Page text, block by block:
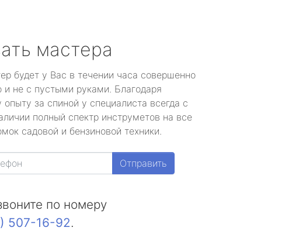
мастера
будет у Вас в течении часа совершенно
и не с пустыми руками. Благодаря
за спиной у специалиста всегда с
полный спектр инструметов на все
садовой и бензиновой техники.
Отправить
по номеру
507-16-92.